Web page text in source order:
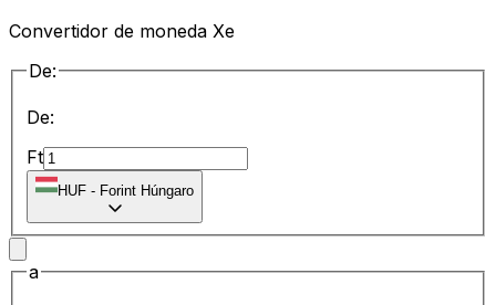
Convertidor de moneda Xe
De:
De:
Ft
HUF - Forint Húngaro
a